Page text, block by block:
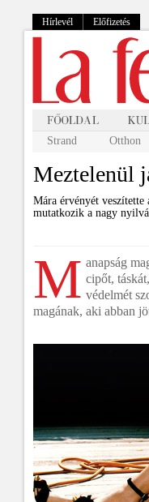
Hírlevél Előfizetés
Strand Otthon
Meztelenül
Mára érvényét
mutatkozik a nagy
M anapság
cipőt,
védelmét
magának, aki abban